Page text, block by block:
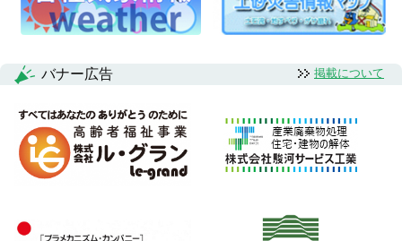
バナー広告 掲載について